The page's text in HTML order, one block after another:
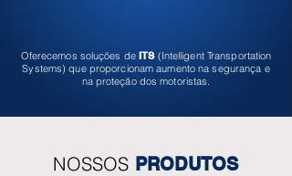
Oferecemos soluções deITS(Intelligent Transportation
Systems) que proporcionam aumento na segurança e
na proteção dos motoristas.
NOSSOS PRODUTOS